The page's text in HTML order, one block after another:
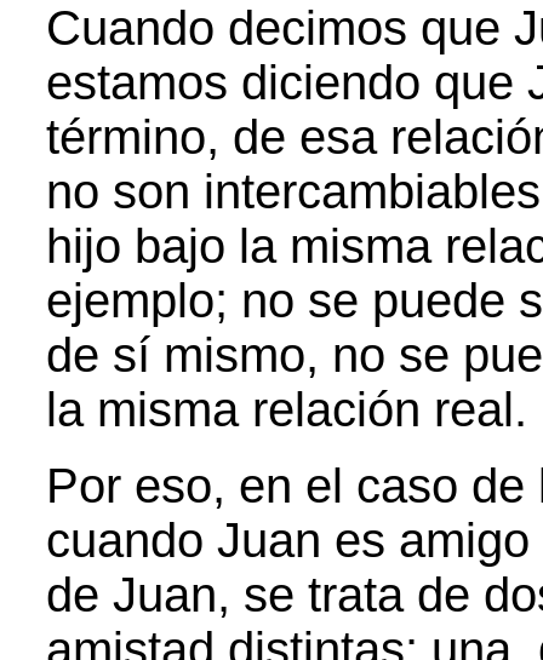
Cuando decimos que
estamos diciendo que
término, de esa
no son
hijo bajo la misma
ejemplo; no se puede
de sí mismo, no se
la misma relación real.
Por eso, en el caso
cuando Juan es
de Juan, se trata de
amistad distintas: